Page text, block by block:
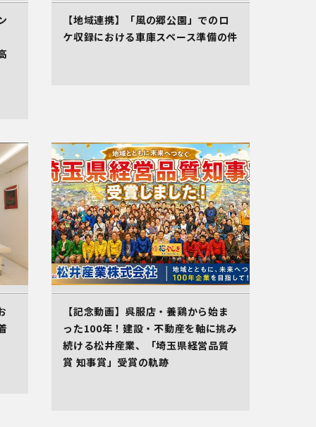
【地域連携】「風の郷公園」でのロ
ケ収録における車庫スペース準備の件
【記念動画】呉服店・養鶏から始ま
った100年！建設・不動産を軸に挑み
続ける松井産業、「埼玉県経営品質
賞 知事賞」受賞の軌跡